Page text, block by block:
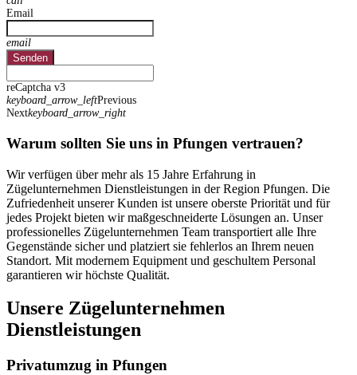
Email
email
Senden
reCaptcha v3
keyboard_arrow_leftPrevious
Nextkeyboard_arrow_right
Warum sollten Sie uns in Pfungen vertrauen?
Wir verfügen über mehr als 15 Jahre Erfahrung in
Zügelunternehmen Dienstleistungen in der Region Pfungen. Die
Zufriedenheit unserer Kunden ist unsere oberste Priorität und für
jedes Projekt bieten wir maßgeschneiderte Lösungen an. Unser
professionelles Zügelunternehmen Team transportiert alle Ihre
Gegenstände sicher und platziert sie fehlerlos an Ihrem neuen
Standort. Mit modernem Equipment und geschultem Personal
garantieren wir höchste Qualität.
Unsere Zügelunternehmen
Dienstleistungen
Privatumzug in Pfungen